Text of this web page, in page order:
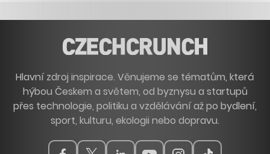
Hlavní zdroj inspirace. Věnujeme se tématům, která
hýbou Českem a světem, od byznysu a startupů
přes technologie, politiku a vzdělávání až po bydlení,
sport, kulturu, ekologii nebo dopravu.